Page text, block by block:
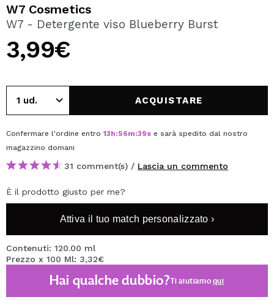
Creando un account su Maquibeauty.it potrai fare i tuoi
acquisti velocemente, controllare lo stato dei tuoi ordini e
consultare le tue operazioni precedenti.
CREARE UN ACCOUNT
W7 Cosmetics
W7 - Detergente viso Blueberry Burst
3,99€
ACQUISTARE
Confermare l'ordine entro 13h:56m:39s e sarà spedito dal nostro
magazzino domani
31 comment(s) / Lascia un commento
È il prodotto giusto per me?
Attiva il tuo match personalizzato ›
Contenuti: 120.00 ml
Prezzo x 100 Ml: 3,32€
Hai qualche dubbio?Ti aiutiamoqui